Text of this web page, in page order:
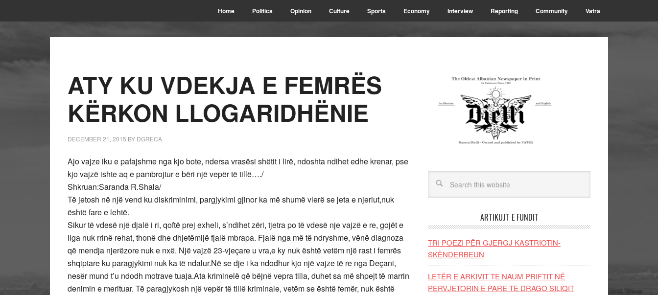
Home Politics Opinion Culture Sports Economy Interview Reporting Community Vatra
ATY KU VDEKJA E FEMRËS
KËRKON LLOGARIDHËNIE
DECEMBER 21, 2015 BY DGRECA
Ajo vajze iku e pafajshme nga kjo bote, ndersa vrasësi shëtit i lirë, ndoshta ndihet edhe krenar, pse
kjo vajzë ishte aq e pambrojtur e bëri një vepër të tillë…./
Shkruan:Saranda R.Shala/
Të jetosh në një vend ku diskriminimi, pargjykimi gjinor ka më shumë vlerë se jeta e njeriut,nuk
është fare e lehtë.
Sikur të vdesë një djalë i ri, qoftë prej exheli, s’ndihet zëri, tjetra po të vdesë nje vajzë e re, gojët e
liga nuk rrinë rehat, thonë dhe dhjetëmijë fjalë mbrapa. Fjalë nga më të ndryshme, vënë diagnoza
që mendja njerëzore nuk e nxë. Një vajzë 23-vjeçare u vra,e ky nuk është vetëm një rast i femrës
shqiptare ku paragjykimi nuk ka të ndalur.Në se dje i ka ndodhur kjo një vajze të re nga Deçani,
nesër mund t’u ndodh motrave tuaja.Ata kriminelë që bëjnë vepra tilla, duhet sa më shpejt të marrin
denimin e merituar. Të paragjykosh një vepër të tillë kriminale, vetëm se është femër, nuk është
ARTIKUJT E FUNDIT
TRI POEZI PËR GJERGJ KASTRIOTIN-
SKËNDERBEUN
LETËR E ARKIVIT TE NAUM PRIFTIT NË
PERVJETORIN E PARE TE DRAGO SILIQIT